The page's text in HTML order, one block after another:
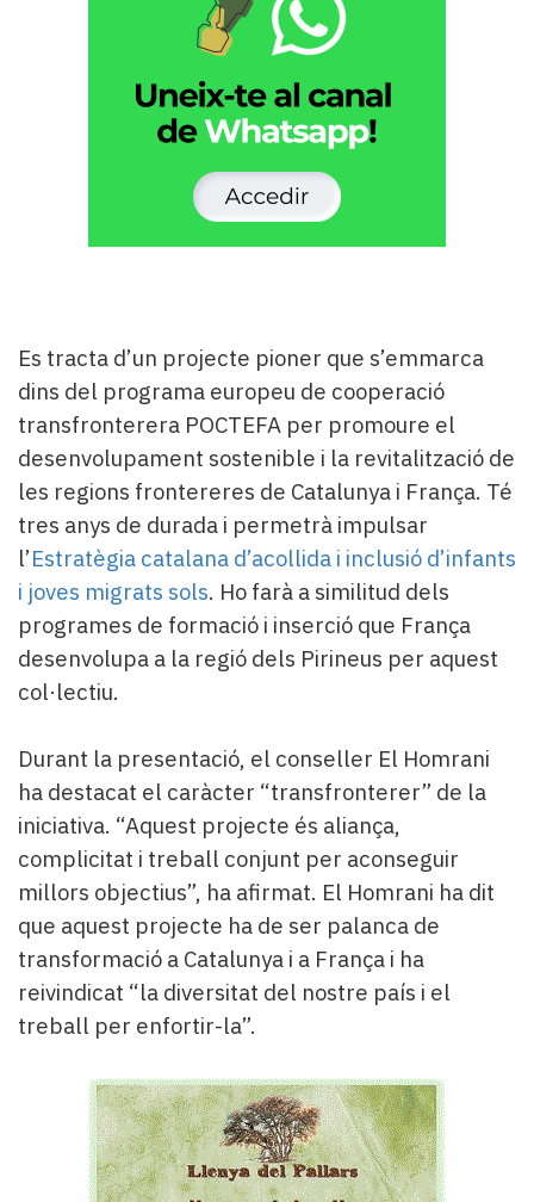
Es tracta d’un projecte pioner que s’emmarca
dins del programa europeu de cooperació
transfronterera POCTEFA per promoure el
desenvolupament sostenible i la revitalització de
les regions frontereres de Catalunya i França. Té
tres anys de durada i permetrà impulsar
l’Estratègia catalana d’acollida i inclusió d’infants
i joves migrats sols. Ho farà a similitud dels
programes de formació i inserció que França
desenvolupa a la regió dels Pirineus per aquest
col·lectiu.
Durant la presentació, el conseller El Homrani
ha destacat el caràcter “transfronterer” de la
iniciativa. “Aquest projecte és aliança,
complicitat i treball conjunt per aconseguir
millors objectius”, ha afirmat. El Homrani ha dit
que aquest projecte ha de ser palanca de
transformació a Catalunya i a França i ha
reivindicat “la diversitat del nostre país i el
treball per enfortir-la”.